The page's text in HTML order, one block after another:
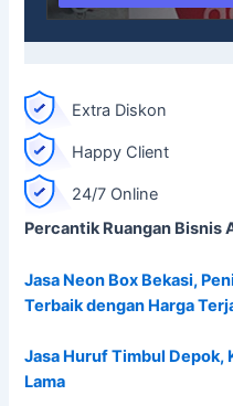
Extra Diskon
Happy Client
24/7 Online
Percantik Ruangan Bisnis
Jasa Neon Box Bekasi,
Terbaik dengan Harga
Jasa Huruf Timbul Depok,
Lama